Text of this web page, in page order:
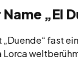
„El
fast
Lorca